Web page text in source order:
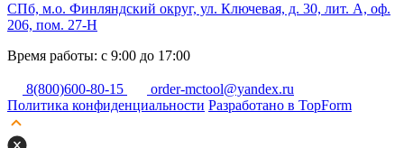
СПб, м.о. Финляндский округ, ул. Ключевая, д. 30, лит. А, оф.
206, пом. 27-Н
Время работы: с 9:00 до 17:00
8(800)600-80-15
order-mctool@yandex.ru
Политика конфиденциальности Разработано в TopForm